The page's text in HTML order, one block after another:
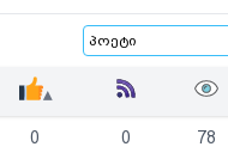
▴
0 0 78